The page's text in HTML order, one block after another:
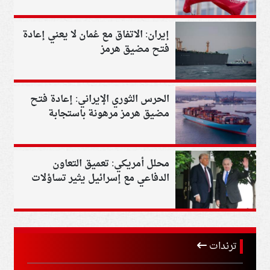
إيران: الاتفاق مع عُمان لا يعني إعادة
فتح مضيق هرمز
الحرس الثوري الإيراني: إعادة فتح
مضيق هرمز مرهونة باستجابة
محلل أمريكي: تعميق التعاون
الدفاعي مع إسرائيل يثير تساؤلات
حول موقف واشنطن
ترندات